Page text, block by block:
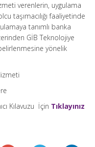
verenlerin, uygulama
taşımacılığı faaliyetinde
tanımlı banka
GİB Teknolojiye
yönelik
Kılavuzu İçin Tıklayınız